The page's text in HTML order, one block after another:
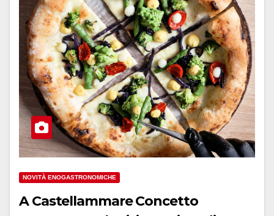
NOVITÀ ENOGASTRONOMICHE
A Castellammare Concetto